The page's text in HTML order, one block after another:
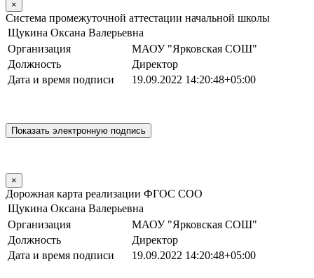
×
Система промежуточной аттестации начальной школы
Щукина Оксана Валерьевна
Организация
МАОУ "Ярковская СОШ"
Должность
Директор
Дата и время подписи
19.09.2022 14:20:48+05:00
×
Дорожная карта реализации ФГОС СОО
Щукина Оксана Валерьевна
Организация
МАОУ "Ярковская СОШ"
Должность
Директор
Дата и время подписи
19.09.2022 14:20:48+05:00